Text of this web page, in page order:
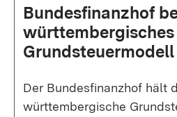
Bundesfinanzhof
württembergisches
Grundsteuermodell
Der Bundesfinanzhof hält
württembergische